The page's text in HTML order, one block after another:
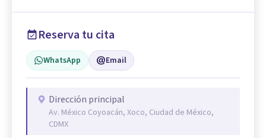
Reserva tu cita
WhatsApp Email
Dirección principal
Av. México Coyoacán, Xoco, Ciudad de México,
CDMX